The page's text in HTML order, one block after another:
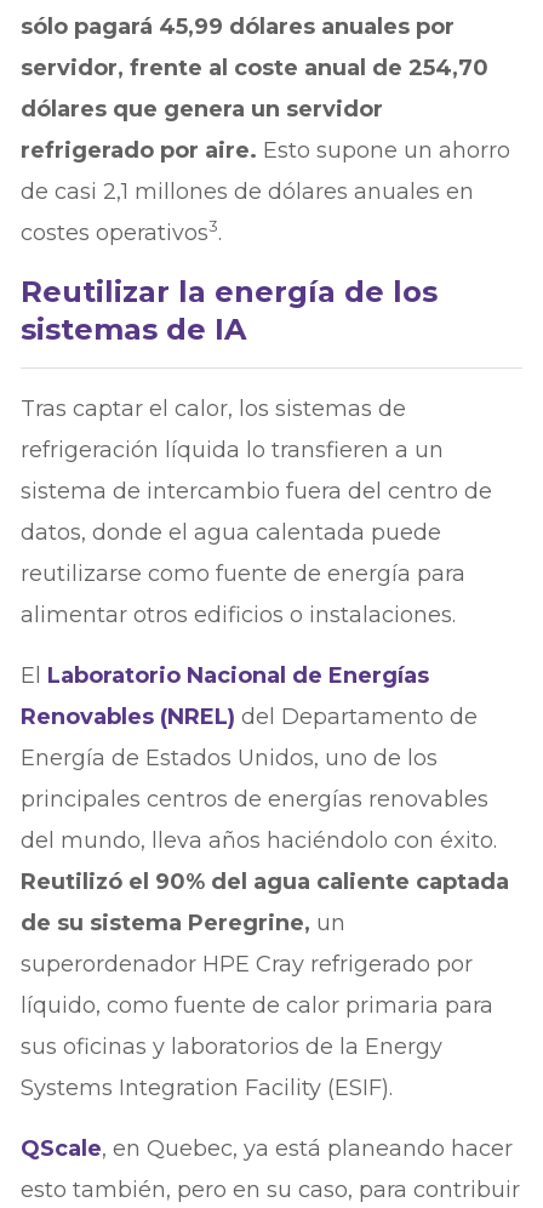
sólo pagará 45,99 dólares anuales por
servidor, frente al coste anual de 254,70
dólares que genera un servidor
refrigerado por aire. Esto supone un ahorro
de casi 2,1 millones de dólares anuales en
costes operativos3.
Reutilizar la energía de los
sistemas de IA
Tras captar el calor, los sistemas de
refrigeración líquida lo transfieren a un
sistema de intercambio fuera del centro de
datos, donde el agua calentada puede
reutilizarse como fuente de energía para
alimentar otros edificios o instalaciones.
El Laboratorio Nacional de Energías
Renovables (NREL) del Departamento de
Energía de Estados Unidos, uno de los
principales centros de energías renovables
del mundo, lleva años haciéndolo con éxito.
Reutilizó el 90% del agua caliente captada
de su sistema Peregrine, un
superordenador HPE Cray refrigerado por
líquido, como fuente de calor primaria para
sus oficinas y laboratorios de la Energy
Systems Integration Facility (ESIF).
QScale, en Quebec, ya está planeando hacer
esto también, pero en su caso, para contribuir